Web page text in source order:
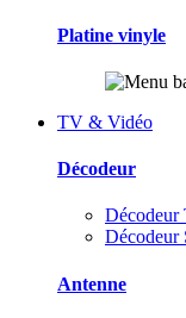
Platine vinyle
TV & Vidéo
Décodeur
Décodeur
Antenne